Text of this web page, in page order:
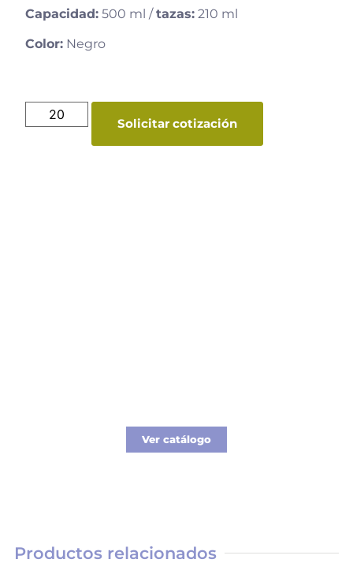
Capacidad: 500 ml /tazas: 210 ml
Color: Negro
Solicitar cotización
Ver catálogo
Productos relacionados